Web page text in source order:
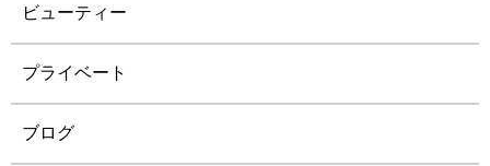
ビューティー
プライベート
ブログ